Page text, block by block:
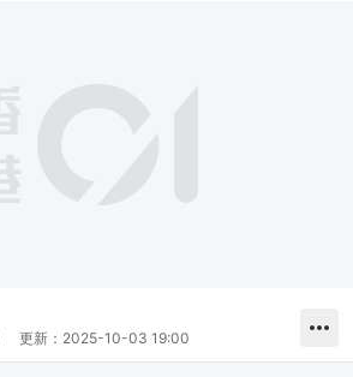
更新： 2025-10-03 19:00